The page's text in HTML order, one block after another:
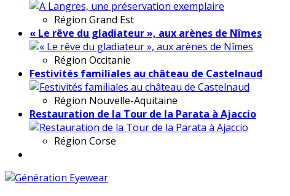
Région Grand Est
« Le rêve du gladiateur », aux arènes de Nîmes
Région Occitanie
Festivités familiales au château de Castelnaud
Région Nouvelle-Aquitaine
Restauration de la Tour de la Parata à Ajaccio
Région Corse